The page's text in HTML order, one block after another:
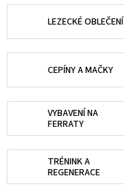
LEZECKÉ OBLEČENÍ
CEPÍNY A MAČKY
VYBAVENÍ NA
FERRATY
TRÉNINK A
REGENERACE